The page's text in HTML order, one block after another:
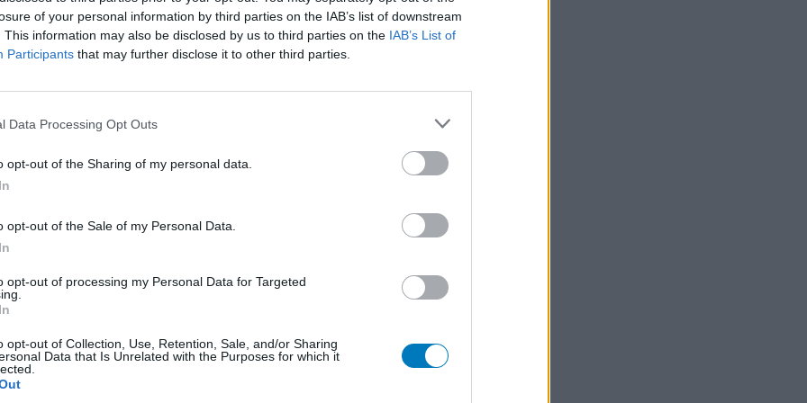
of your personal information by third parties on the IAB’s list of downstream
This information may also be disclosed by us to third parties on the IAB’s List of
Participants that may further disclose it to other third parties.
Data Processing Opt Outs
opt-out of the Sharing of my personal data.
opt-out of the Sale of my Personal Data.
opt-out of processing my Personal Data for Targeted
opt-out of Collection, Use, Retention, Sale, and/or Sharing
Data that Is Unrelated with the Purposes for which it
Hoeveelheid bijwerkingen
depressie
in de
mogelijk dat dit middel als een trigger
Depressie - antidepressiva SSRI
Depressie - antidepressiva SSRI
Depressie - antidepressiva SSRI
Cholesterol